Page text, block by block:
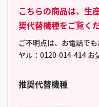
こちらの商品は、生
奨代替機種をご覧く
ご不明点は、お電話で
ヤル：0120-014-414 お
推奨代替機種